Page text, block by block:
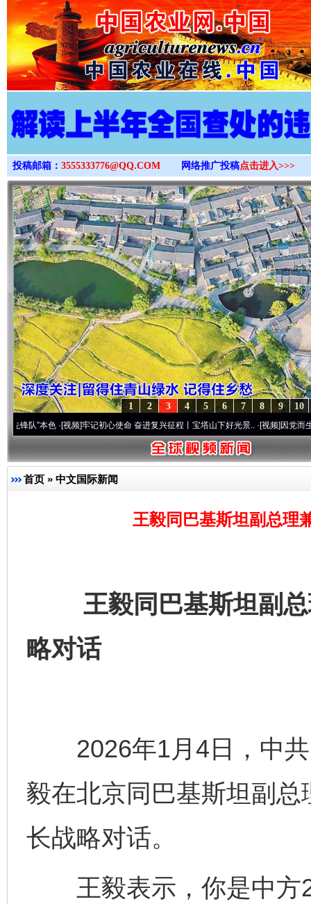
>
投稿邮箱： 3555333776@QQ.COM 网络推广投稿点击进入>>>
10
9
8
7
6
5
4
3
2
1
·[视频]牢记初心使命 奋进复兴征程丨宝塔山下好光景..·[视频]因党而生 为党而战
首页 » 中文国际新闻
王毅同巴基斯坦副总理
王毅同巴基斯坦副总
略对话
2026年1月4日，中共
毅在北京同巴基斯坦副
长战略对话。
王毅表示，你是中方